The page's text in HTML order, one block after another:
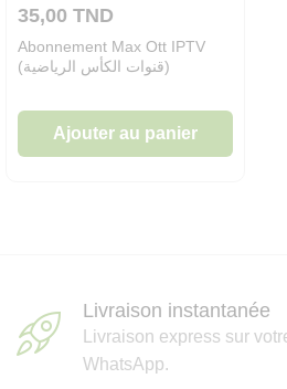
35,00 TND
Abonnement Max Ott IPTV
(قنوات الكأس الرياضية)
Ajouter au panier
Livraison instantanée
Livraison express sur
WhatsApp.